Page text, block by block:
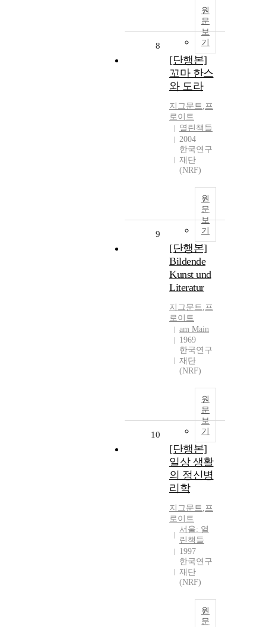
원
문
보
기
8
[단행본]
꼬마 한스
와 도라
지그문트,프
로이트
열린책들
2004
한국연구
재단
(NRF)
원
문
보
기
9
[단행본]
Bildende
Kunst und
Literatur
지그문트,프
로이트
am Main
1969
한국연구
재단
(NRF)
원
문
보
기
10
[단행본]
일상 생활
의 정신병
리학
지그문트,프
로이트
서울: 열
린책들
1997
한국연구
재단
(NRF)
원
문